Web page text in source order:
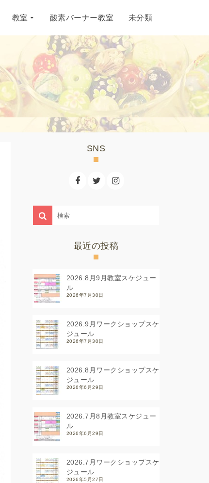
教室 酸素バーナー教室 未分類
SNS
最近の投稿
2026.8月9月教室スケジュー
ル
2026年7月30日
2026.9月ワークショップスケ
ジュール
2026年7月30日
2026.8月ワークショップスケ
ジュール
2026年6月29日
2026.7月8月教室スケジュー
ル
2026年6月29日
2026.7月ワークショップスケ
ジュール
2026年5月27日